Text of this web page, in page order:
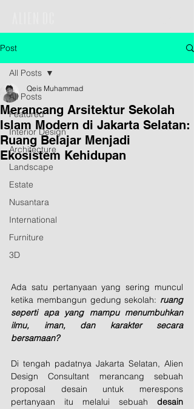
Post
All Posts
Featured
Interior Design
Architecture
Landscape
Estate
Nusantara
International
Furniture
3D
All Posts
Merancang Arsitektur Sekolah
Islam Modern di Jakarta Selatan:
Ruang Belajar Menjadi
Ekosistem Kehidupan
Qeis Muhammad
Ada satu pertanyaan yang sering muncul
ketika membangun gedung sekolah: ruang
seperti apa yang mampu menumbuhkan
ilmu, iman, dan karakter secara
bersamaan?
Di tengah padatnya Jakarta Selatan, Alien
Design Consultant merancang sebuah
proposal desain untuk merespons
pertanyaan itu melalui sebuah desain